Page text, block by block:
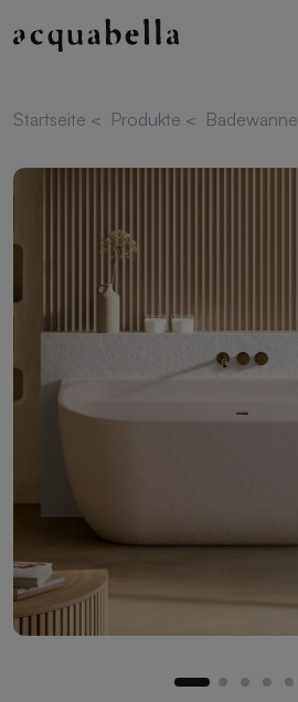
Startseite < Produkte < Badewanne